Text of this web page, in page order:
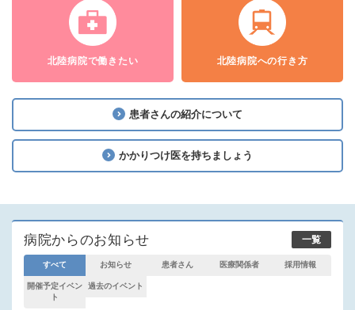
2025.11.18
お知らせ 重要なお知らせ
整形外科人工関節手術における高性能ロボット手術支援シス
テムを導入しました。
お知らせ 患者さん 重要なお知らせ
病棟転換のお知らせ
お知らせ 患者さん 重要なお知らせ
2024.01.10
お知らせ 患者さん 重要なお知らせ
当院を受診される患者様へ（重要）(58.40 KB)
北陸病院で働きたい 北陸病院への行き方
患者さんの紹介について
かかりつけ医を持ちましょう
病院からのお知らせ 一覧
すべて お知らせ 患者さん 医療関係者 採用情報
開催予定イベン
ト
過去のイベント